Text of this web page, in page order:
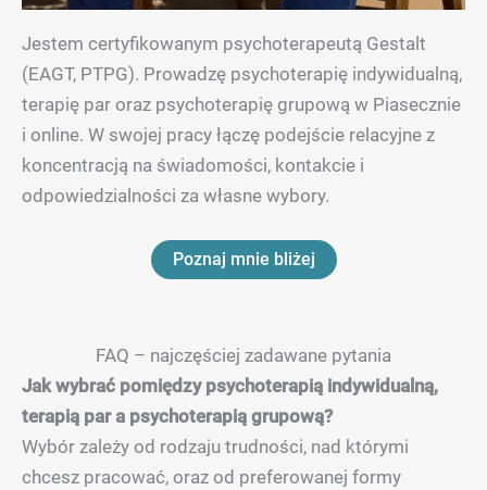
Jestem certyfikowanym psychoterapeutą Gestalt
(EAGT, PTPG). Prowadzę psychoterapię indywidualną,
terapię par oraz psychoterapię grupową w Piasecznie
i online. W swojej pracy łączę podejście relacyjne z
koncentracją na świadomości, kontakcie i
odpowiedzialności za własne wybory.
Poznaj mnie bliżej
FAQ – najczęściej zadawane pytania
Jak wybrać pomiędzy psychoterapią indywidualną,
terapią par a psychoterapią grupową?
Wybór zależy od rodzaju trudności, nad którymi
chcesz pracować, oraz od preferowanej formy